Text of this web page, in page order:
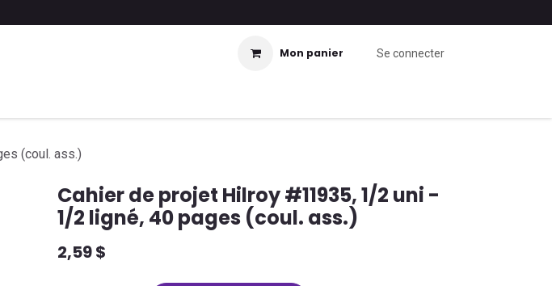
Mon panier Se connecter
(coul. ass.)
Cahier de projet Hilroy #11935, 1/2 uni -
1/2 ligné, 40 pages (coul. ass.)
2,59$